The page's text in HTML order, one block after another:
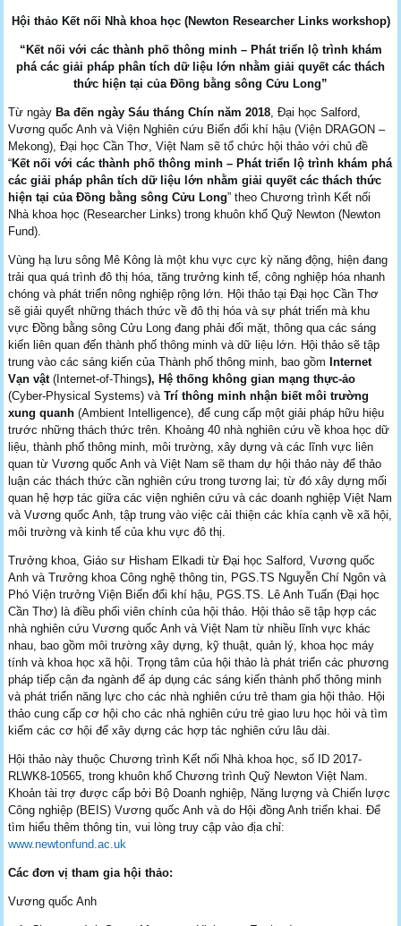
Hội thảo Kết nối Nhà khoa học (Newton Researcher Links workshop)
“Kết nối với các thành phố thông minh – Phát triển lộ trình khám
phá các giải pháp phân tích dữ liệu lớn nhằm giải quyết các thách
thức hiện tại của Đồng bằng sông Cửu Long”
Từ ngàyBa đến ngày Sáu tháng Chín năm 2018 , Đại học Salford,
Vương quốc Anh và Viện Nghiên cứu Biến đổi khí hậu (Viện DRAGON –
Mekong), Đại học Cần Thơ, Việt Nam sẽ tổ chức hội thảo với chủ đề
“Kết nối với các thành phố thông minh – Phát triển lộ trình khám phá
các giải pháp phân tích dữ liệu lớn nhằm giải quyết các thách thức
hiện tại của Đồng bằng sông Cửu Long” theo Chương trình Kết nối
Nhà khoa học (Researcher Links) trong khuôn khổ Quỹ Newton (Newton
Fund).
Vùng hạ lưu sông Mê Kông là một khu vực cực kỳ năng động, hiện đang
trải qua quá trình đô thị hóa, tăng trưởng kinh tế, công nghiệp hóa nhanh
chóng và phát triển nông nghiệp rộng lớn. Hội thảo tại Đại học Cần Thơ
sẽ giải quyết những thách thức về đô thị hóa và sự phát triển mà khu
vực Đồng bằng sông Cửu Long đang phải đối mặt, thông qua các sáng
kiến liên quan đến thành phố thông minh và dữ liệu lớn. Hội thảo sẽ tập
trung vào các sáng kiến của Thành phố thông minh, bao gồmInternet
Vạn vật (Internet-of-Things), Hệ thống không gian mạng thực-ảo
(Cyber-Physical Systems) và Trí thông minh nhận biết môi trường
xung quanh(Ambient Intelligence), để cung cấp một giải pháp hữu hiệu
trước những thách thức trên. Khoảng 40 nhà nghiên cứu về khoa học dữ
liệu, thành phố thông minh, môi trường, xây dựng và các lĩnh vực liên
quan từ Vương quốc Anh và Việt Nam sẽ tham dự hội thảo này để thảo
luận các thách thức cần nghiên cứu trong tương lai; từ đó xây dựng mối
quan hệ hợp tác giữa các viện nghiên cứu và các doanh nghiệp Việt Nam
và Vương quốc Anh, tập trung vào việc cải thiện các khía cạnh về xã hội,
môi trường và kinh tế của khu vực đô thị.
Trưởng khoa, Giáo sư Hisham Elkadi từ Đại học Salford, Vương quốc
Anh và Trưởng khoa Công nghệ thông tin, PGS.TS Nguyễn Chí Ngôn và
Phó Viện trưởng Viện Biến đổi khí hậu, PGS.TS. Lê Anh Tuấn (Đại học
Cần Thơ) là điều phối viên chính của hội thảo. Hội thảo sẽ tập hợp các
nhà nghiên cứu Vương quốc Anh và Việt Nam từ nhiều lĩnh vực khác
nhau, bao gồm môi trường xây dựng, kỹ thuật, quản lý, khoa học máy
tính và khoa học xã hội. Trọng tâm của hội thảo là phát triển các phương
pháp tiếp cận đa ngành để áp dụng các sáng kiến thành phố thông minh
và phát triển năng lực cho các nhà nghiên cứu trẻ tham gia hội thảo. Hội
thảo cung cấp cơ hội cho các nhà nghiên cứu trẻ giao lưu học hỏi và tìm
kiếm các cơ hội để xây dựng các hợp tác nghiên cứu lâu dài.
Hội thảo này thuộc Chương trình Kết nối Nhà khoa học, số ID 2017-
RLWK8-10565, trong khuôn khổ Chương trình Quỹ Newton Việt Nam.
Khoản tài trợ được cấp bởi Bộ Doanh nghiệp, Năng lượng và Chiến lược
Công nghiệp (BEIS) Vương quốc Anh và do Hội đồng Anh triển khai. Để
tìm hiểu thêm thông tin, vui lòng truy cập vào địa chỉ:
www.newtonfund.ac.uk
Các đơn vị tham gia hội thảo:
Vương quốc Anh